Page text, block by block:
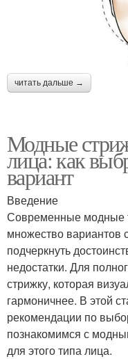
читать дальше →
Модные
лица: как
вариант
Введение
Современные модные
множество вариантов
подчеркнуть
недостатки. Для
стрижку, которая
гармоничнее. В этой
рекомендации по
познакомимся с
для этого типа лица.